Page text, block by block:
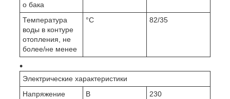
о бака
Температура
воды в контуре
отопления, не
более/не менее
°C 82/35
Электрические характеристики
Напряжение
В
230